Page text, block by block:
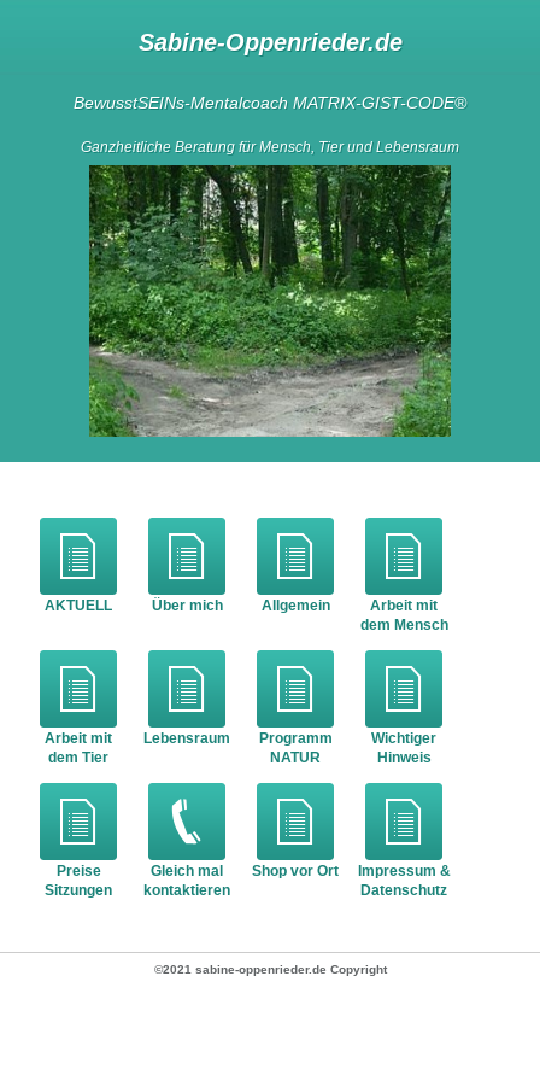
Sabine-Oppenrieder.de
BewusstSEINs-Mentalcoach MATRIX-GIST-CODE®
Ganzheitliche Beratung für Mensch, Tier und Lebensraum
AKTUELL Über mich Allgemein
Arbeit mit
dem Mensch
Arbeit mit
dem Tier
Lebensraum
Programm
NATUR
Wichtiger
Hinweis
Preise
Sitzungen
Gleich mal
kontaktieren
Shop vor Ort
Impressum &
Datenschutz
©2021 sabine-oppenrieder.de Copyright